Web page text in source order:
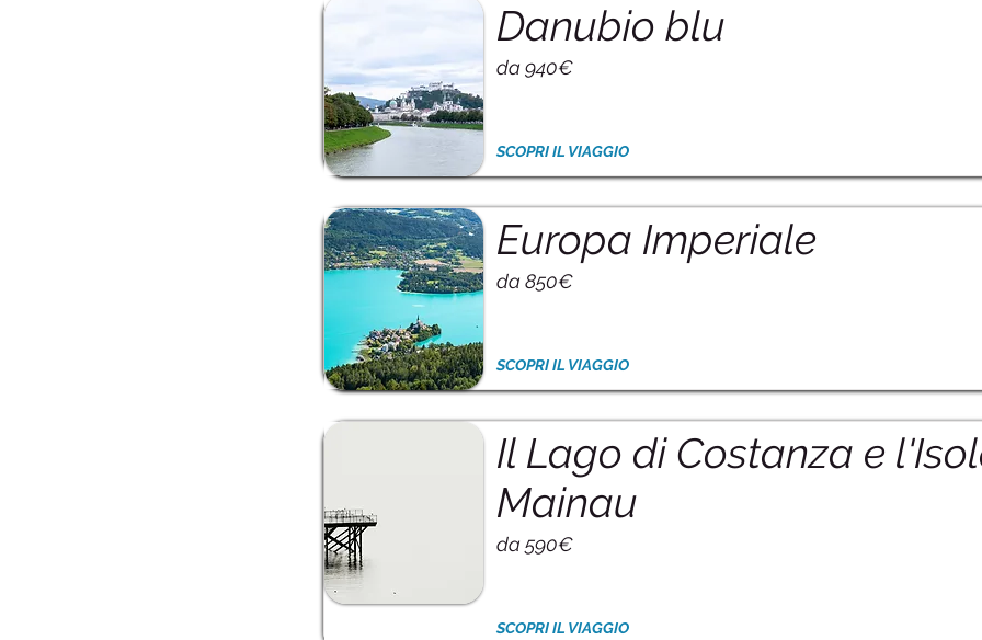
Danubio blu
da 940€
SCOPRI IL VIAGGIO
Europa Imperiale
da 850€
SCOPRI IL VIAGGIO
Il Lago di Costanza e
Mainau
da 590€
SCOPRI IL VIAGGIO